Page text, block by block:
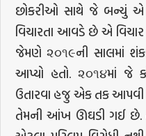
છોકરીઓ સાથે જે બન્યું
વિચારતા આવડે છે એ
જેમણે ૨૦૧૯ની સાલમાં
આપ્યો હતો. ૨૦૧૪માં જે
ઉતારવા હજુ એક તક
તેમની આંખ ઊઘડી ગઈ છે.